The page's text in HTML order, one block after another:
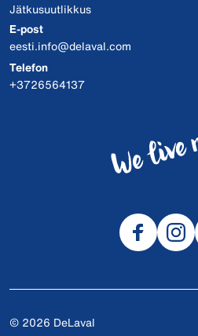
Jätkusuutlikkus
E-post
eesti.info@delaval.com
Telefon
+3726564137
© 2026 DeLaval